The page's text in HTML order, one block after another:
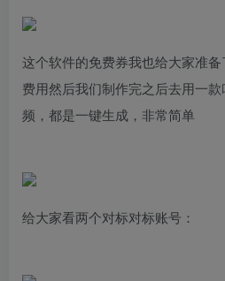
这个软件的免费券我也给大家准
费用然后我们制作完之后去用一
频，都是一键生成，非常简单
给大家看两个对标对标账号：